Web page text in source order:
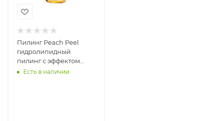
Пилинг Peach Peel
гидролипидный
пилинг с эффектом
биорепарации
Есть в наличии